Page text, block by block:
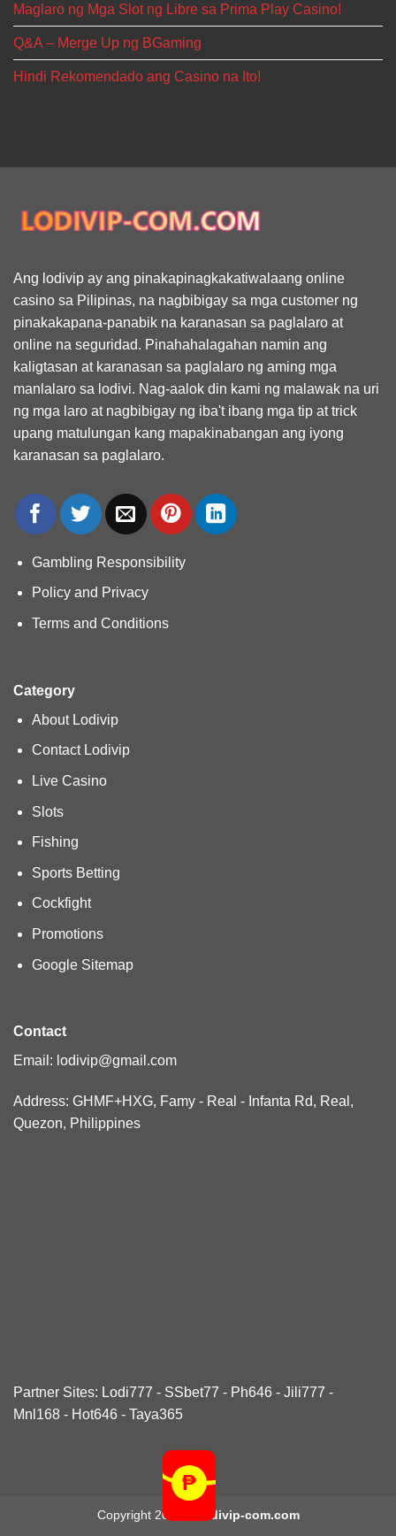
Maglaro ng Mga Slot ng Libre sa Prima Play Casino!
Q&A – Merge Up ng BGaming
Hindi Rekomendado ang Casino na Ito!
Ang lodivip ay ang pinakapinagkakatiwalaang online
casino sa Pilipinas, na nagbibigay sa mga customer ng
pinakakapana-panabik na karanasan sa paglalaro at
online na seguridad. Pinahahalagahan namin ang
kaligtasan at karanasan sa paglalaro ng aming mga
manlalaro sa lodivi. Nag-aalok din kami ng malawak na uri
ng mga laro at nagbibigay ng iba't ibang mga tip at trick
upang matulungan kang mapakinabangan ang iyong
karanasan sa paglalaro.
Gambling Responsibility
Policy and Privacy
Terms and Conditions
Category
About Lodivip
Contact Lodivip
Live Casino
Slots
Fishing
Sports Betting
Cockfight
Promotions
Google Sitemap
Contact
Email: lodivip@gmail.com
Address: GHMF+HXG, Famy - Real - Infanta Rd, Real,
Quezon, Philippines
Partner Sites: Lodi777 - SSbet77 - Ph646 - Jili777 -
Mnl168 - Hot646 - Taya365
Copyright 2026 © lodivip-com.com